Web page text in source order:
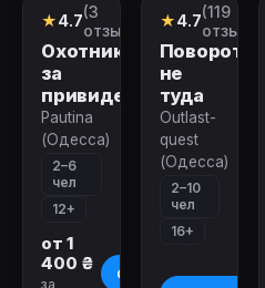
Квест
★4.7(3
отзыва)
Охотники
за
привидениями
Pautina
(Одесса)
2–6
чел
12+
от 1
400 ₴
за
О квесте
Перформанс
★4.7(119
отзывов)
Поворот
не
туда
Outlast-
quest
(Одесса)
2–10
чел
16+